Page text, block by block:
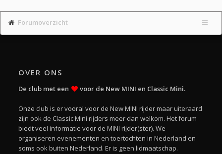
Forumoverzicht
OVER ONS
De club met een voor de New MINI en Classic Mini.
Onze club is er vooral voor de New MINI rijder maar uiteraard
zijn ook de Classic Mini rijders meer dan welkom. Het forum
biedt veel informatie voor de MINI rijder(ster). We
organiseren evenementen en toertochten in Nederland en
soms ook buiten Nederland. Er is geen lidmaatschap.